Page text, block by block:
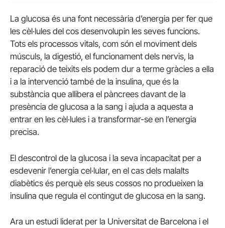
La glucosa és una font necessària d’energia per fer que
les cèl·lules del cos desenvolupin les seves funcions.
Tots els processos vitals, com són el moviment dels
músculs, la digestió, el funcionament dels nervis, la
reparació de teixits els podem dur a terme gràcies a ella
i a la intervenció també de la insulina, que és la
substància que allibera el pàncrees davant de la
presència de glucosa a la sang i ajuda a aquesta a
entrar en les cèl·lules i a transformar-se en l’energia
precisa.
El descontrol de la glucosa i la seva incapacitat per a
esdevenir l’energia cel·lular, en el cas dels malalts
diabètics és perquè els seus cossos no produeixen la
insulina que regula el contingut de glucosa en la sang.
Ara un estudi liderat per la Universitat de Barcelona i el